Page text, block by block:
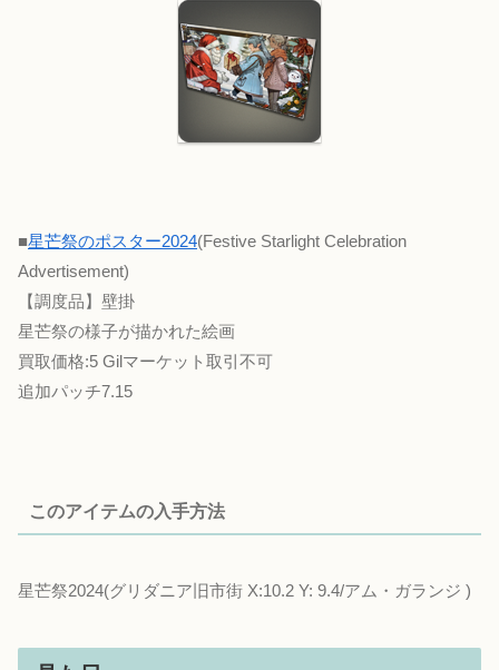
■星芒祭のポスター2024(Festive Starlight Celebration
Advertisement)
【調度品】壁掛
星芒祭の様子が描かれた絵画
買取価格:5 Gilマーケット取引不可
追加パッチ7.15
このアイテムの入手方法
星芒祭2024(グリダニア旧市街 X:10.2 Y: 9.4/アム・ガランジ )